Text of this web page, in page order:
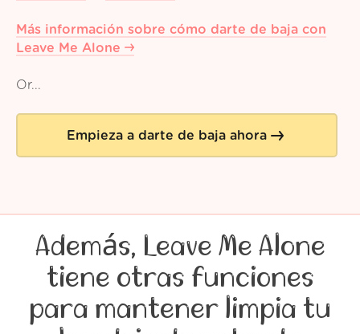
Más información sobre cómo darte de baja con
Leave Me Alone
Or...
Empieza a darte de baja ahora
Además, Leave Me Alone
tiene otras funciones
para mantener limpia tu